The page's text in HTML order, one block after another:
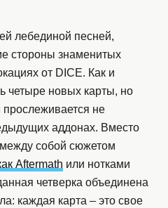
лебединой песней,
стороны знаменитых
от DICE. Как и
четыре новых карты, но
не
аддонах. Вместо
собой сюжетом
Aftermath или нотками
четверка объединена
каждая карта – это свое